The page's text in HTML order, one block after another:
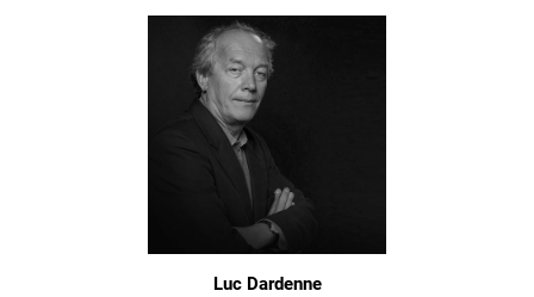
Luc Dardenne